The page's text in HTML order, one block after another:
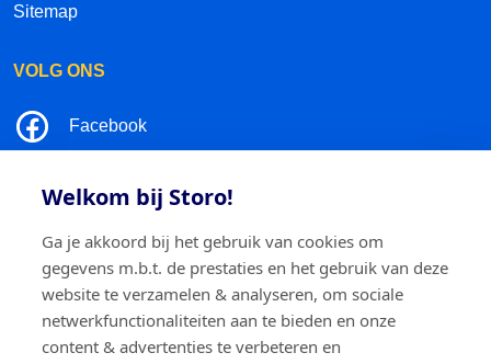
Welkom bij Storo!
Ga je akkoord bij het gebruik van cookies om
gegevens m.b.t. de prestaties en het gebruik van deze
website te verzamelen & analyseren, om sociale
netwerkfunctionaliteiten aan te bieden en onze
content & advertenties te verbeteren en
Sitemap
VOLG ONS
Facebook
TikTok